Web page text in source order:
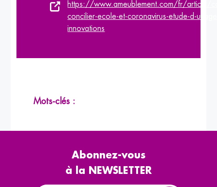
https://www.ameublement.com/fr/article/
concilier-ecole-et-coronavirus-etude-d-
innovations
Mots-clés :
Abonnez-vous
à la NEWSLETTER